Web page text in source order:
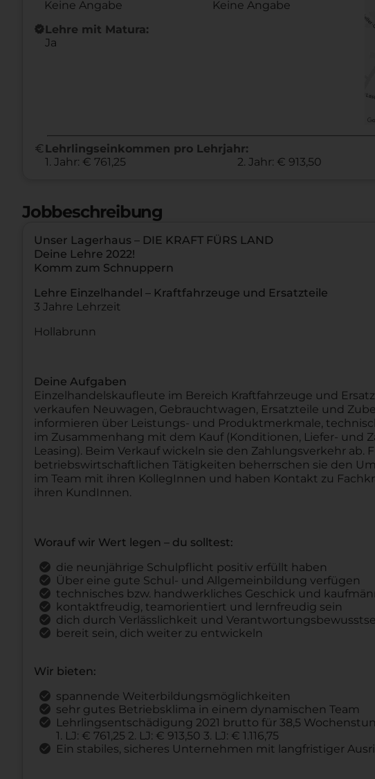
Keine Angabe
Keine Angabe
new_releasesLehre mit Matura:
Ja
euro Lehrlingseinkommen pro Lehrjahr:
1. Jahr: € 761,25
2. Jahr: € 913,50
Jobbeschreibung
Unser Lagerhaus – DIE KRAFT FÜRS LAND
Deine Lehre 2022!
Komm zum Schnuppern
Lehre Einzelhandel – Kraftfahrzeuge und Ersatzteile
3 Jahre Lehrzeit
Hollabrunn
Deine Aufgaben
Einzelhandelskaufleute im Bereich Kraftfahrzeuge und
verkaufen Neuwagen, Gebrauchtwagen, Ersatzteile und
informieren über Leistungs- und Produktmerkmale,
im Zusammenhang mit dem Kauf (Konditionen, Liefer- und
Leasing). Beim Verkauf wickeln sie den Zahlungsverkehr ab.
betriebswirtschaftlichen Tätigkeiten beherrschen sie den
im Team mit ihren KollegInnen und haben Kontakt zu
ihren KundInnen.
Worauf wir Wert legen – du solltest:
die neunjährige Schulpflicht positiv erfüllt haben
Über eine gute Schul- und Allgemeinbildung verfügen
technisches bzw. handwerkliches Geschick und
kontaktfreudig, teamorientiert und lernfreudig sein
dich durch Verlässlichkeit und
bereit sein, dich weiter zu entwickeln
Wir bieten:
spannende Weiterbildungsmöglichkeiten
sehr gutes Betriebsklima in einem dynamischen Team
Lehrlingsentschädigung 2021 brutto für 38,5
1. LJ: € 761,25 2. LJ: € 913,50 3. LJ: € 1.116,75
Ein stabiles, sicheres Unternehmen mit langfristiger